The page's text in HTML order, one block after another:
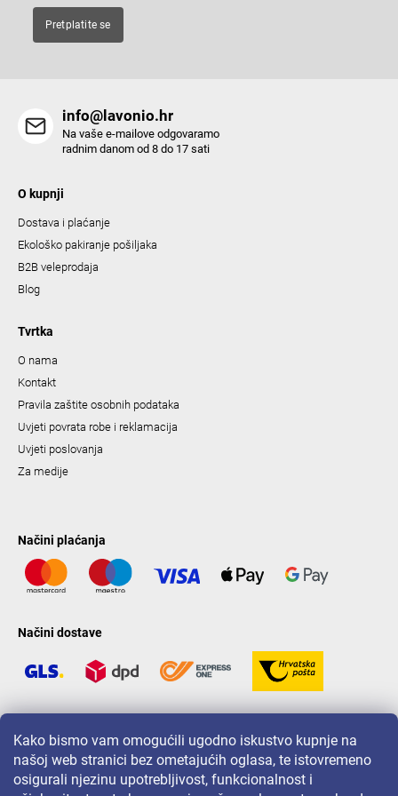
Kako bismo vam omogućili ugodno iskustvo kupnje na
našoj web stranici bez ometajućih oglasa, te istovremeno
osigurali njezinu upotrebljivost, funkcionalnost i
Pretplatite se
info@lavonio.hr
Na vaše e-mailove odgovaramo
radnim danom od 8 do 17 sati
O kupnji
Dostava i plaćanje
Ekološko pakiranje pošiljaka
B2B veleprodaja
Blog
Tvrtka
O nama
Kontakt
Pravila zaštite osobnih podataka
Uvjeti povrata robe i reklamacija
Uvjeti poslovanja
Za medije
Načini plaćanja
Načini dostave